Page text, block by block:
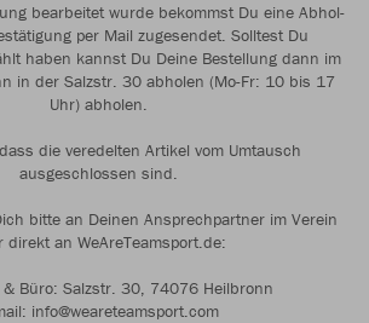
bearbeitet wurde bekommst Du eine Abhol-
per Mail zugesendet. Solltest Du
haben kannst Du Deine Bestellung dann im
in der Salzstr. 30 abholen (Mo-Fr: 10 bis 17
Uhr) abholen.
die veredelten Artikel vom Umtausch
ausgeschlossen sind.
bitte an Deinen Ansprechpartner im Verein
direkt an WeAreTeamsport.de:
& Büro: Salzstr. 30, 74076 Heilbronn
info@weareteamsport.com